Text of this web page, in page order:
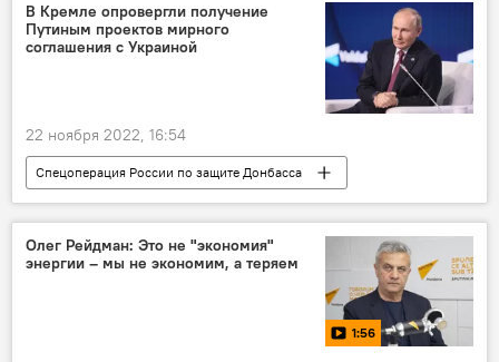
В Кремле опровергли получение
Путиным проектов мирного
соглашения с Украиной
22 ноября 2022, 16:54
Спецоперация России по защите Донбасса
Владимир Путин
Дмитрий Песков
Украина
Россия
Олег Рейдман: Это не "экономия"
энергии – мы не экономим, а теряем
1:56